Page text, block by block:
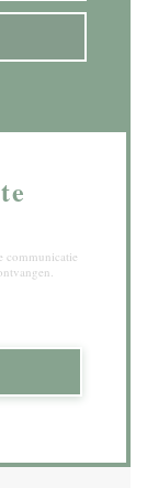
communicatie